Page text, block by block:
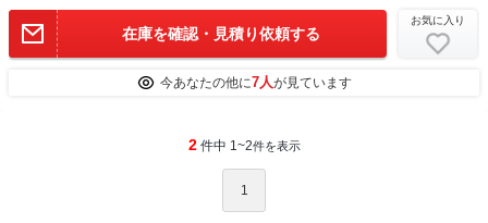
在庫を確認・見積り依頼する
お気に入り
今あなたの他に7人が見ています
2 件中 1~2件を表示
1